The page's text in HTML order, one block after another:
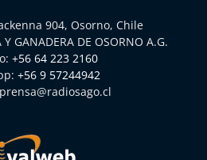
904, Osorno, Chile
Y GANADERA DE OSORNO A.G.
+56 64 223 2160
+56 9 57244942
prensa@radiosago.cl